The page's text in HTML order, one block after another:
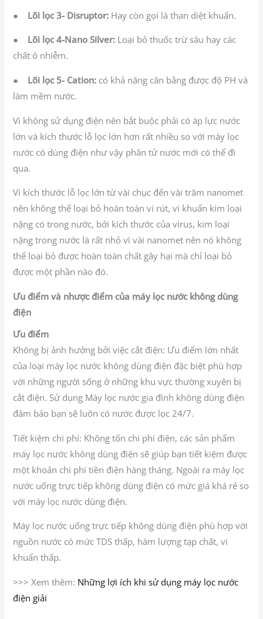
● Lõi lọc 3- Disruptor: Hay còn gọi là than diệt khuẩn.
● Lõi lọc 4-Nano Silver: Loại bỏ thuốc trừ sâu hay các
chất ô nhiễm.
● Lõi lọc 5- Cation: có khả năng cân bằng được độ PH và
làm mềm nước.
Vì không sử dụng điện nên bắt buộc phải có áp lực nước
lớn và kích thước lỗ lọc lớn hơn rất nhiều so với máy lọc
nước có dùng điện như vậy phân tử nước mới có thể đi
qua.
Vì kích thước lỗ lọc lớn từ vài chục đến vài trăm nanomet
nên không thể loại bỏ hoàn toàn vi rút, vi khuẩn kim loại
nặng có trong nước, bởi kích thước của virus, kim loại
nặng trong nước là rất nhỏ vì vài nanomet nên nó không
thể loại bỏ được hoàn toàn chất gây hại mà chỉ loại bỏ
được một phần nào đó.
Ưu điểm và nhược điểm của máy lọc nước không dùng
điện
Ưu điểm
Không bị ảnh hưởng bởi việc cắt điện: Ưu điểm lớn nhất
của loại máy lọc nước không dùng điện đặc biệt phù hợp
với những người sống ở những khu vực thường xuyên bị
cắt điện. Sử dụng Máy lọc nước gia đình không dùng điện
đảm bảo bạn sẽ luôn có nước được lọc 24/7.
Tiết kiệm chi phí: Không tốn chi phí điện, các sản phẩm
máy lọc nước không dùng điện sẽ giúp bạn tiết kiệm được
một khoản chi phí tiền điện hàng tháng. Ngoài ra máy lọc
nước uống trực tiếp không dùng điện có mức giá khá rẻ so
với máy lọc nước dùng điện.
Máy lọc nước uống trực tiếp không dùng điện phù hợp với
nguồn nước có mức TDS thấp, hàm lượng tạp chất, vi
khuẩn thấp.
>>> Xem thêm: Những lợi ích khi sử dụng máy lọc nước
điện giải